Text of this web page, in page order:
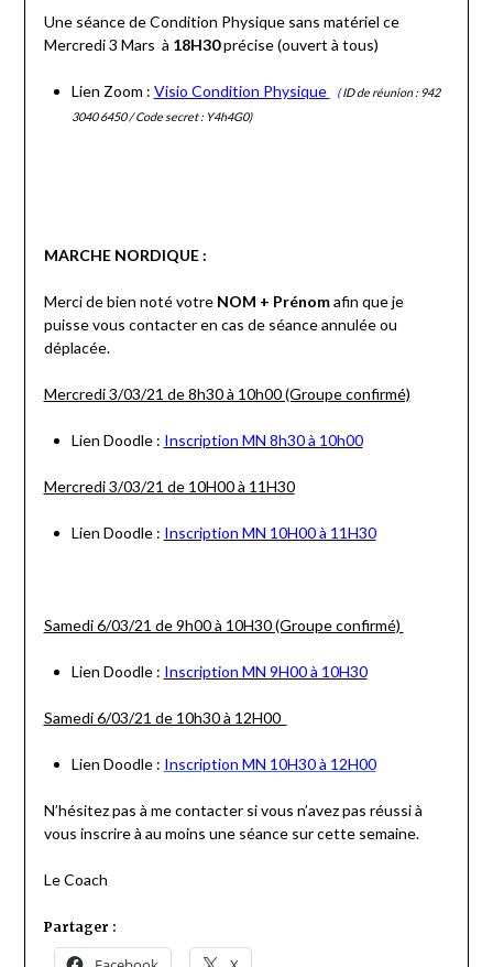
Une séance de Condition Physique sans matériel ce
Mercredi 3 Mars à 18H30précise (ouvert à tous)
Lien Zoom : Visio Condition Physique (ID de réunion : 942
3040 6450/ Code secret : Y4h4G0)
MARCHE NORDIQUE :
Merci de bien noté votre NOM + Prénomafin que je
puisse vous contacter en cas de séance annulée ou
déplacée.
Mercredi 3/03/21 de 8h30 à 10h00 (Groupe confirmé)
Lien Doodle : Inscription MN 8h30 à 10h00
Mercredi 3/03/21 de 10H00 à 11H30
Lien Doodle : Inscription MN 10H00 à 11H30
Samedi 6/03/21 de 9h00 à 10H30 (Groupe confirmé)
Lien Doodle : Inscription MN 9H00 à 10H30
Samedi 6/03/21 de 10h30 à 12H00
Lien Doodle : Inscription MN 10H30 à 12H00
N’hésitez pas à me contacter si vous n’avez pas réussi à
vous inscrire à au moins une séance sur cette semaine.
Le Coach
Partager :